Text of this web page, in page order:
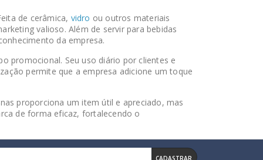
de cerâmica, vidro ou outros materiais
valioso. Além de servir para bebidas
da empresa.
promocional. Seu uso diário por clientes e
permite que a empresa adicione um toque
proporciona um item útil e apreciado, mas
de forma eficaz, fortalecendo o
CADASTRAR